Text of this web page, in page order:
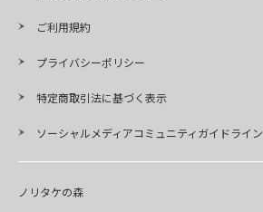
ご利用規約
プライバシーポリシー
特定商取引法に基づく表示
ソーシャルメディアコミュニティガイドライン
ノリタケの森